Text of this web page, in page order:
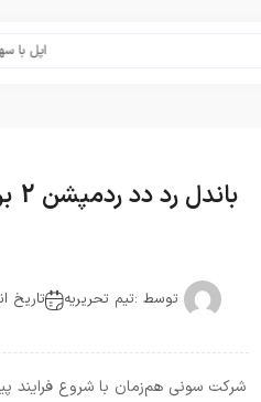
اپل با سهم ۶۵ درصدی همچنان فرمانروای بازار گوشی‌های پریمیوم جهان است
باندل رد دد ردمپشن 2 برای پلی استیشن 4 پرو آماده فروش شد
توسط :تیم تحریریه تاریخ انتشار
شرکت سونی هم‌زمان با شروع فرایند